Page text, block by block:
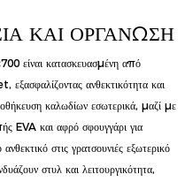
ΚΑΙ ΟΡΓΆΝΩΣΗ
είναι κατασκευασμένη από
ανθεκτικότητα και
καλωδίων εσωτερικά, μαζί με
EVA και αφρό σφουγγάρι για
στις γρατσουνιές εξωτερικό
στυλ και λειτουργικότητα,